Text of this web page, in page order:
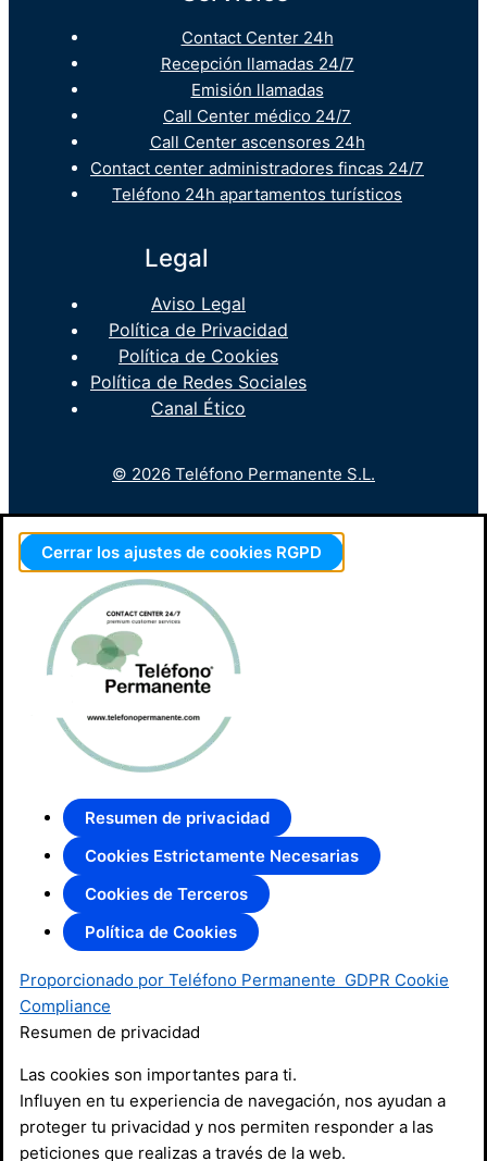
Contact Center 24h
Recepción llamadas 24/7
Emisión llamadas
Call Center médico 24/7
Call Center ascensores 24h
Contact center administradores fincas 24/7
Teléfono 24h apartamentos turísticos
Legal
Aviso Legal
Política de Privacidad
Política de Cookies
Política de Redes Sociales
Canal Ético
© 2026 Teléfono Permanente S.L.
Cerrar los ajustes de cookies RGPD
Resumen de privacidad
Cookies Estrictamente Necesarias
Cookies de Terceros
Política de Cookies
Proporcionado por Teléfono Permanente GDPR Cookie
Compliance
Resumen de privacidad
Las cookies son importantes para ti.
Influyen en tu experiencia de navegación, nos ayudan a
proteger tu privacidad y nos permiten responder a las
peticiones que realizas a través de la web.